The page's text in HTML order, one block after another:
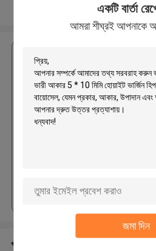
একটি বার্তা
আমরা শীঘ্রই আপনাকে
জমা দিন
আরো দেখুন
ভার্জিন
* 10 মিমি
প্রস্তাবিত পণ্য